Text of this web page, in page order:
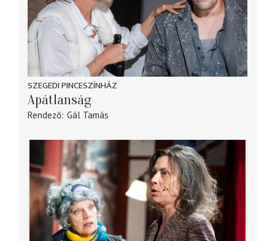
SZEGEDI PINCESZÍNHÁZ
Apátlanság
Rendező Gál Tamás